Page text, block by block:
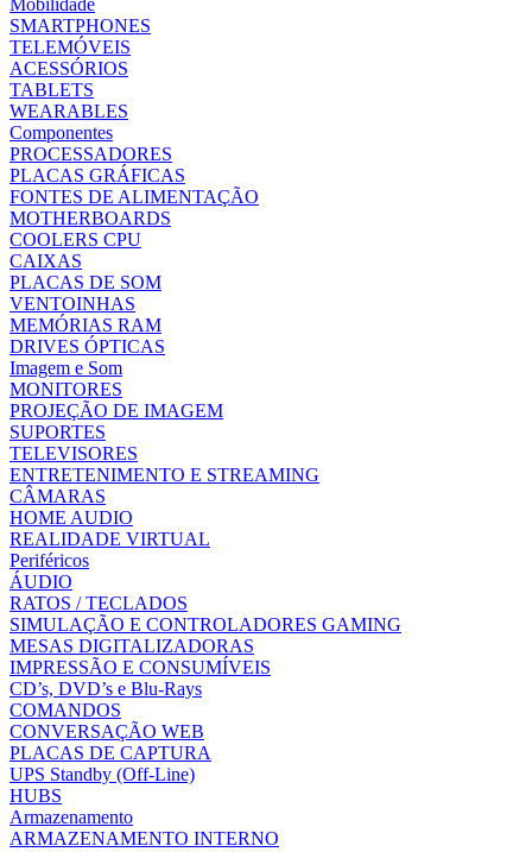
Mobilidade
SMARTPHONES
TELEMÓVEIS
ACESSÓRIOS
TABLETS
WEARABLES
Componentes
PROCESSADORES
PLACAS GRÁFICAS
FONTES DE ALIMENTAÇÃO
MOTHERBOARDS
COOLERS CPU
CAIXAS
PLACAS DE SOM
VENTOINHAS
MEMÓRIAS RAM
DRIVES ÓPTICAS
Imagem e Som
MONITORES
PROJEÇÃO DE IMAGEM
SUPORTES
TELEVISORES
ENTRETENIMENTO E STREAMING
CÂMARAS
HOME AUDIO
REALIDADE VIRTUAL
Periféricos
ÁUDIO
RATOS / TECLADOS
SIMULAÇÃO E CONTROLADORES GAMING
MESAS DIGITALIZADORAS
IMPRESSÃO E CONSUMÍVEIS
CD’s, DVD’s e Blu-Rays
COMANDOS
CONVERSAÇÃO WEB
PLACAS DE CAPTURA
UPS Standby (Off-Line)
HUBS
Armazenamento
ARMAZENAMENTO INTERNO